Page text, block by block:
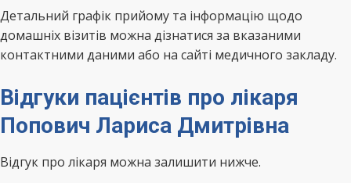
Детальний графік прийому та інформацію щодо
домашніх візитів можна дізнатися за вказаними
контактними даними або на сайті медичного закладу.
Відгуки пацієнтів про лікаря
Попович Лариса Дмитрівна
Відгук про лікаря можна залишити нижче.